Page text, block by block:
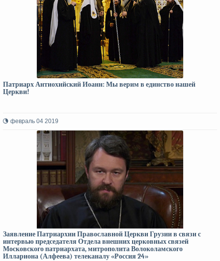
Патриарх Антиохийский Иоанн: Мы верим в единство нашей
Церкви!
февраль 04 2019
Заявление Патриархии Православной Церкви Грузии в связи с
интервью председателя Отдела внешних церковных связей
Московского патриархата, митрополита Волоколамского
Иллариона (Алфеева) телеканалу «Россия 24»